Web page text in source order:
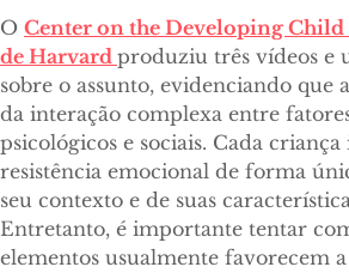
O Center on the Developing Child
de Harvard produziu três vídeos e
sobre o assunto, evidenciando que
da interação complexa entre
psicológicos e sociais. Cada
resistência emocional de forma
seu contexto e de suas
Entretanto, é importante tentar
elementos usualmente favorecem